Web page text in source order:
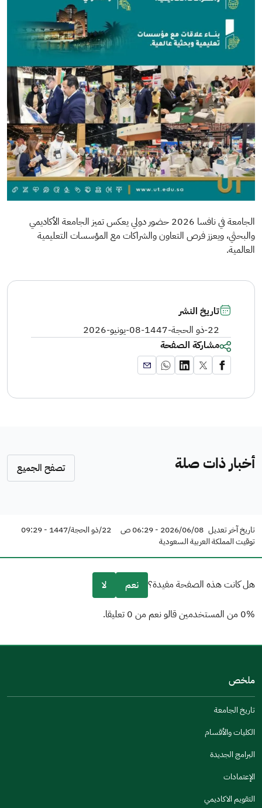
الجامعة‬⁩ في نافسا 2026 ‬⁩‏حضور دولي يعكس تميز الجامعة الأكاديمي
والبحثي، ويعزز فرص التعاون والشراكات مع المؤسسات التعليمية
العالمية.
تاريخ النشر
22-ذو الحجة-1447
-08-يونيو-2026
مشاركة الصفحة
أخبار ذات صلة تصفح الجميع
تاريخ آخر تعديل 2026/06/08 - 06:29 ص
22/ذو الحجة/1447 - 09:29
توقيت المملكة العربية السعودية
هل كانت هذه الصفحة مفيدة؟ نعم لا
0% من المستخدمين قالو نعم من 0 تعليقا.
مكتوبة بشكل جيد
الإجابات كانت مرتبطة
تصميمه يجعله سهل القراءة
جنس
ملخص
تاريخ الجامعة
الكليات والأقسام
البرامج الجديدة
الإعتمادات
التقويم الاكاديمي